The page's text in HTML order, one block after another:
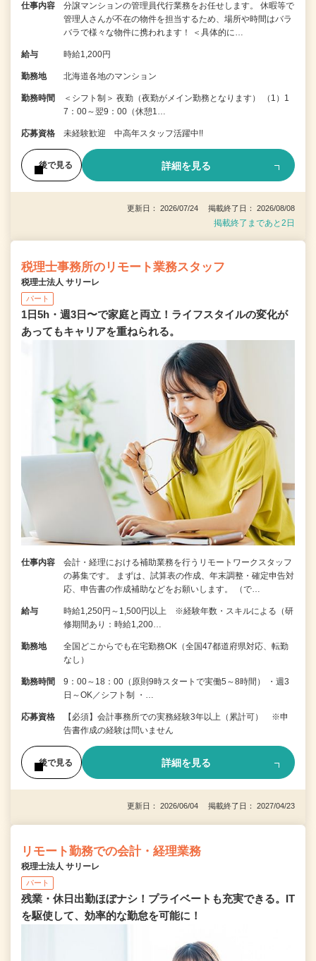
仕事内容
分譲マンションの管理員代行業務をお任せします。 休暇等で
管理人さんが不在の物件を担当するため、場所や時間はバラ
バラで様々な物件に携われます！ ＜具体的に…
給与 時給1,200円
勤務地 北海道各地のマンション
勤務時間
＜シフト制＞ 夜勤（夜勤がメイン勤務となります） （1）1
7：00～翌9：00（休憩1…
応募資格 未経験歓迎 中高年スタッフ活躍中!!
後で見る 詳細を見る
更新日： 2026/07/24 掲載終了日： 2026/08/08
掲載終了まであと2日
税理士事務所のリモート業務スタッフ
税理士法人 サリーレ
パート
1日5h・週3日〜で家庭と両立！ライフスタイルの変化が
あってもキャリアを重ねられる。
仕事内容
会計・経理における補助業務を行うリモートワークスタッフ
の募集です。 まずは、試算表の作成、年末調整・確定申告対
応、申告書の作成補助などをお願いします。 （で…
給与
時給1,250円～1,500円以上 ※経験年数・スキルによる（研
修期間あり：時給1,200…
勤務地
全国どこからでも在宅勤務OK（全国47都道府県対応、転勤
なし）
勤務時間
9：00～18：00（原則9時スタートで実働5～8時間） ・週3
日～OK／シフト制 ・…
応募資格
【必須】会計事務所での実務経験3年以上（累計可） ※申
告書作成の経験は問いません
後で見る 詳細を見る
更新日： 2026/06/04 掲載終了日： 2027/04/23
リモート勤務での会計・経理業務
税理士法人 サリーレ
パート
残業・休日出勤ほぼナシ！プライベートも充実できる。IT
を駆使して、効率的な勤怠を可能に！